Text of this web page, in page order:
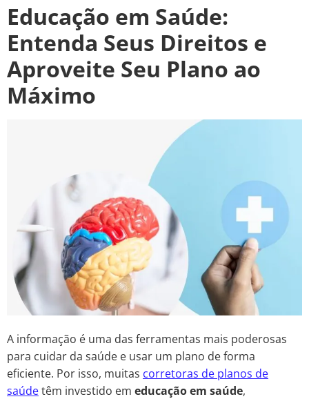
Educação em Saúde:
Entenda Seus Direitos e
Aproveite Seu Plano ao
Máximo
A informação é uma das ferramentas mais poderosas
para cuidar da saúde e usar um plano de forma
eficiente. Por isso, muitas corretoras de planos de
saúdetêm investido em educação em saúde,